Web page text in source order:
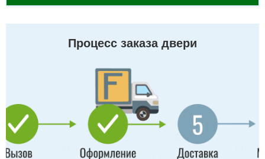
Процесс заказа двери